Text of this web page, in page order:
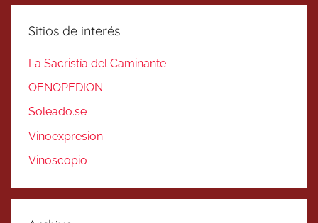
Sitios de interés
La Sacristía del Caminante
OENOPEDION
Soleado.se
Vinoexpresion
Vinoscopio